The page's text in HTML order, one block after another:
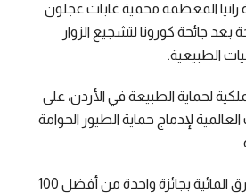
رانيا المعظمة محمية غابات عجلون
بعد جائحة كورونا لتشجيع الزوار
الطبيعية.
لحماية الطبيعة في الأردن، على
لإدماج حماية الطيور الحوامة
: فازت محمية الأزرق المائية بجائزة واحدة من أفضل 100